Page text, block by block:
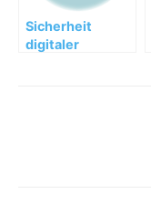
Sicherheit
digitaler